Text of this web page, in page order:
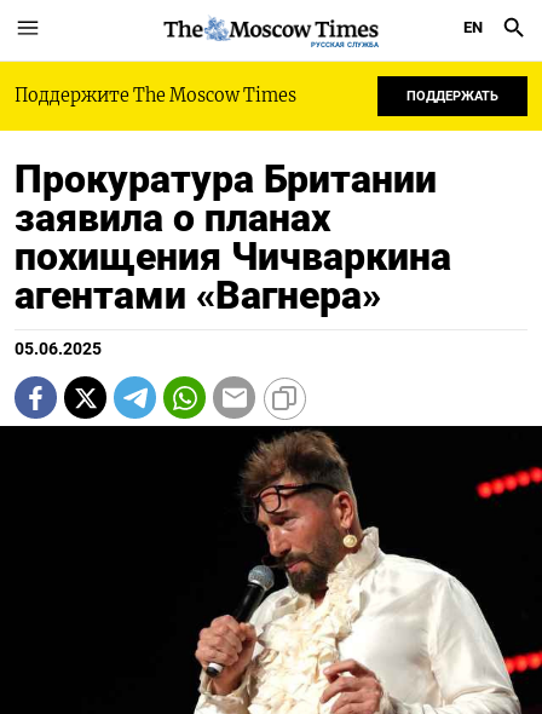
РУССКАЯ СЛУЖБА
EN
Поддержите The Moscow Times ПОДДЕРЖАТЬ
Прокуратура Британии
заявила о планах
похищения Чичваркина
агентами «Вагнера»
05.06.2025